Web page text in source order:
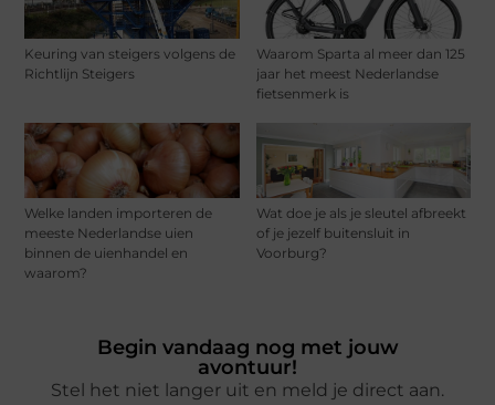
Keuring van steigers volgens de
Richtlijn Steigers
Waarom Sparta al meer dan 125
jaar het meest Nederlandse
fietsenmerk is
Welke landen importeren de
meeste Nederlandse uien
binnen de uienhandel en
waarom?
Wat doe je als je sleutel afbreekt
of je jezelf buitensluit in
Voorburg?
Begin vandaag nog met jouw
avontuur!
Stel het niet langer uit en meld je direct aan.